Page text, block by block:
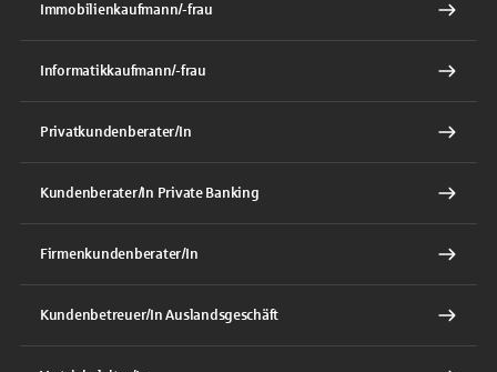
Immobilienkaufmann/-frau
Informatikkaufmann/-frau
Privatkundenberater/In
Kundenberater/In Private Banking
Firmenkundenberater/In
Kundenbetreuer/In Auslandsgeschäft